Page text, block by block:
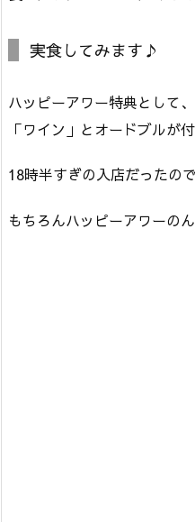
実食してみます♪
ハッピーアワー特典として
「ワイン」とオードブルが
18時半すぎの入店だったの
もちろんハッピーアワーの